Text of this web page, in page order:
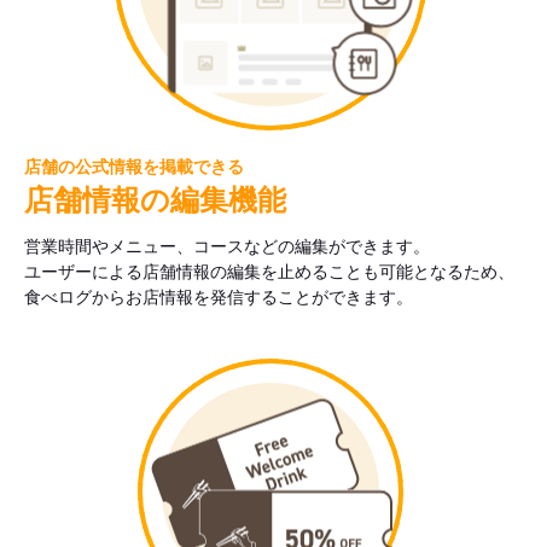
店舗の公式情報を掲載できる
店舗情報の編集機能
営業時間やメニュー、コースなどの編集ができます。
ユーザーによる店舗情報の編集を止めることも可能となるため、
食べログからお店情報を発信することができます。